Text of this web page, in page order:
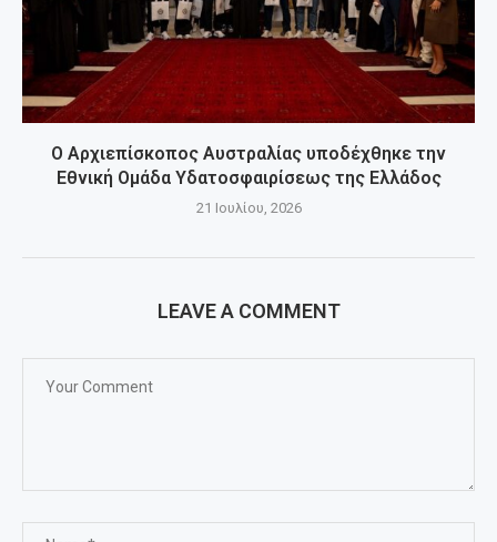
Ο Αρχιεπίσκοπος Αυστραλίας υποδέχθηκε την
Εθνική Ομάδα Υδατοσφαιρίσεως της Ελλάδος
21 Ιουλίου, 2026
LEAVE A COMMENT